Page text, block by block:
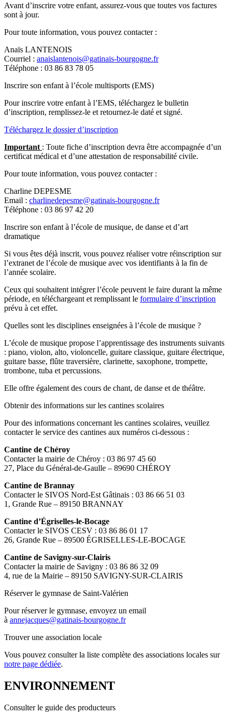
Avant d’inscrire votre enfant, assurez-vous que toutes vos factures
sont à jour.
Pour toute information, vous pouvez contacter :
Anaïs LANTENOIS
Courriel : anaislantenois@gatinais-bourgogne.fr
Téléphone : 03 86 83 78 05
Inscrire son enfant à l’école multisports (EMS)
Pour inscrire votre enfant à l’EMS, téléchargez le bulletin
d’inscription, remplissez-le et retournez-le daté et signé.
Téléchargez le dossier d’inscription
Important : Toute fiche d’inscription devra être accompagnée d’un
certificat médical et d’une attestation de responsabilité civile.
Pour toute information, vous pouvez contacter :
Charline DEPESME
Email : charlinedepesme@gatinais-bourgogne.fr
Téléphone : 03 86 97 42 20
Inscrire son enfant à l’école de musique, de danse et d’art
dramatique
Si vous êtes déjà inscrit, vous pouvez réaliser votre réinscription sur
l’extranet de l’école de musique avec vos identifiants à la fin de
l’année scolaire.
Ceux qui souhaitent intégrer l’école peuvent le faire durant la même
période, en téléchargeant et remplissant le formulaire d’inscription
prévu à cet effet.
Quelles sont les disciplines enseignées à l’école de musique ?
L’école de musique propose l’apprentissage des instruments suivants
: piano, violon, alto, violoncelle, guitare classique, guitare électrique,
guitare basse, flûte traversière, clarinette, saxophone, trompette,
trombone, tuba et percussions.
Elle offre également des cours de chant, de danse et de théâtre.
Obtenir des informations sur les cantines scolaires
Pour des informations concernant les cantines scolaires, veuillez
contacter le service des cantines aux numéros ci-dessous :
Cantine de Chéroy
Contacter la mairie de Chéroy : 03 86 97 45 60
27, Place du Général-de-Gaulle – 89690 CHÉROY
Cantine de Brannay
Contacter le SIVOS Nord-Est Gâtinais : 03 86 66 51 03
1, Grande Rue – 89150 BRANNAY
Cantine d’Égriselles-le-Bocage
Contacter le SIVOS CESV : 03 86 86 01 17
26, Grande Rue – 89500 ÉGRISELLES-LE-BOCAGE
Cantine de Savigny-sur-Clairis
Contacter la mairie de Savigny : 03 86 86 32 09
4, rue de la Mairie – 89150 SAVIGNY-SUR-CLAIRIS
Réserver le gymnase de Saint-Valérien
Pour réserver le gymnase, envoyez un email
à annejacques@gatinais-bourgogne.fr
Trouver une association locale
Vous pouvez consulter la liste complète des associations locales sur
notre page dédiée.
ENVIRONNEMENT
Consulter le guide des producteurs